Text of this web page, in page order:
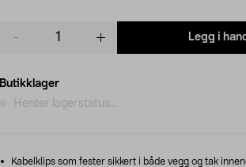
Legg i
Butikklager
Henter lagerstatus...
Kabelklips som fester sikkert i både vegg og tak